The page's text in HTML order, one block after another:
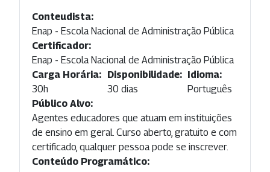
Conteudista:
Enap - Escola Nacional de Administração Pública
Certificador:
Enap - Escola Nacional de Administração Pública
Carga Horária:
30h
Disponibilidade:
30 dias
Idioma:
Português
Público Alvo:
Agentes educadores que atuam em instituições
de ensino em geral. Curso aberto, gratuito e com
certificado, qualquer pessoa pode se inscrever.
Conteúdo Programático: